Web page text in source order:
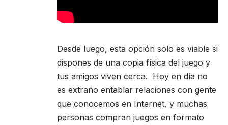
Desde luego, esta opción solo es viable si
dispones de una copia física del juego y
tus amigos viven cerca. Hoy en día no
es extraño entablar relaciones con gente
que conocemos en Internet, y muchas
personas compran juegos en formato